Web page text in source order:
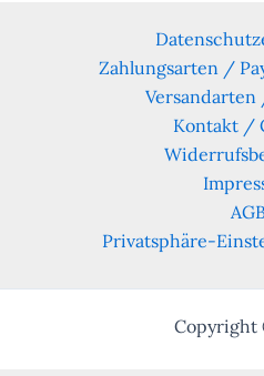
Zahlungsarten /
Kontakt /
Privatsphäre-
Copyright